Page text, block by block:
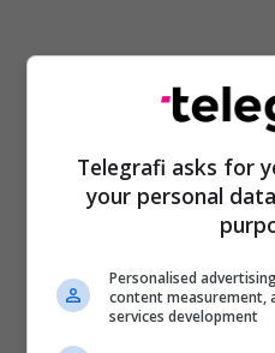
Telegrafi asks for
your personal
Personalised
content measurement,
services development